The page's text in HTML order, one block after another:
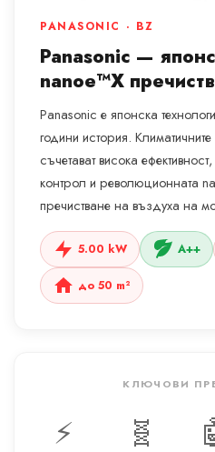
PANASONIC · BZ
Panasonic —
nanoe™X
Panasonic е японска
години история.
съчетават висока
контрол и революционната
пречистване на въздуха на
5.00 kW A++
до 50 m²
КЛЮЧОВИ
⚡ 🧬